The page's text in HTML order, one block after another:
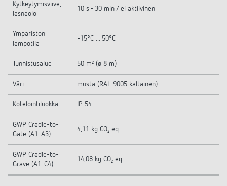
Kytkeytymisviive,
läsnäolo
10 s - 30 min / ei aktiivinen
Ympäristön
lämpötila
-15°C ... 50°C
Tunnistusalue 50 m² (ø 8 m)
Väri musta (RAL 9005 kaltainen)
Kotelointiluokka IP 54
GWP Cradle-to-
Gate (A1-A3)
4,11 kg CO₂ eq
GWP Cradle-to-
Grave (A1-C4)
14,08 kg CO₂ eq